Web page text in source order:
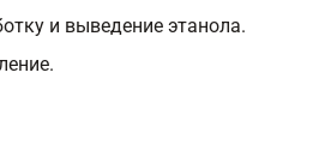
и выведение этанола.